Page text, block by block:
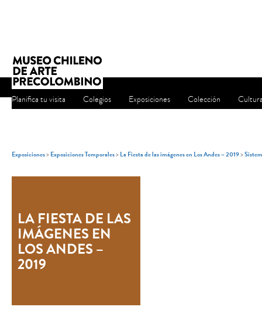
Planifica tu visita Colegios Exposiciones Colección
Exposiciones>Exposiciones Temporales>La Fiesta de las imágenes en Los Andes – 2019>
LA FIESTA DE LAS
IMÁGENES EN
LOS ANDES –
2019